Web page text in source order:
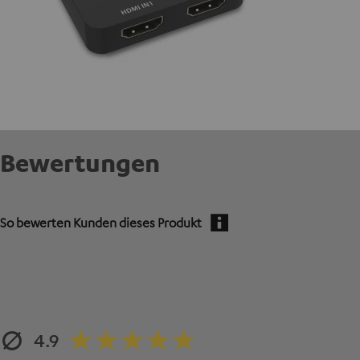
Bewertungen
So bewerten Kunden dieses Produkt
4.9